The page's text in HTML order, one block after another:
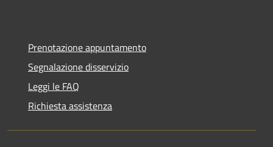
Prenotazione appuntamento
Segnalazione disservizio
Leggi le FAQ
Richiesta assistenza